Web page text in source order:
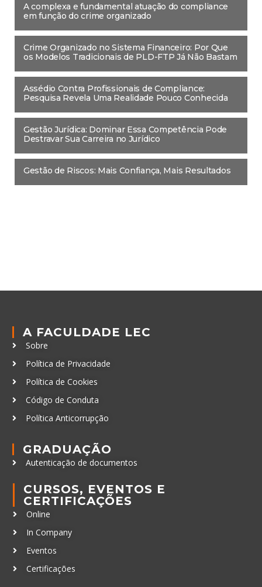
A complexa e fundamental atuação do compliance
em função do crime organizado
Crime Organizado no Sistema Financeiro: Por Que
os Modelos Tradicionais de PLD-FTP Já Não Bastam
Assédio Contra Profissionais de Compliance:
Pesquisa Revela Uma Realidade Pouco Conhecida
Gestão Jurídica: Dominar Essa Competência Pode
Destravar Sua Carreira no Jurídico
Gestão de Riscos: Mais Confiança, Mais Resultados
A FACULDADE LEC
Sobre
Política de Privacidade
Política de Cookies
Código de Conduta
Política Anticorrupção
GRADUAÇÃO
Autenticação de documentos
CURSOS, EVENTOS E
CERTIFICAÇÕES
Online
In Company
Eventos
Certificações